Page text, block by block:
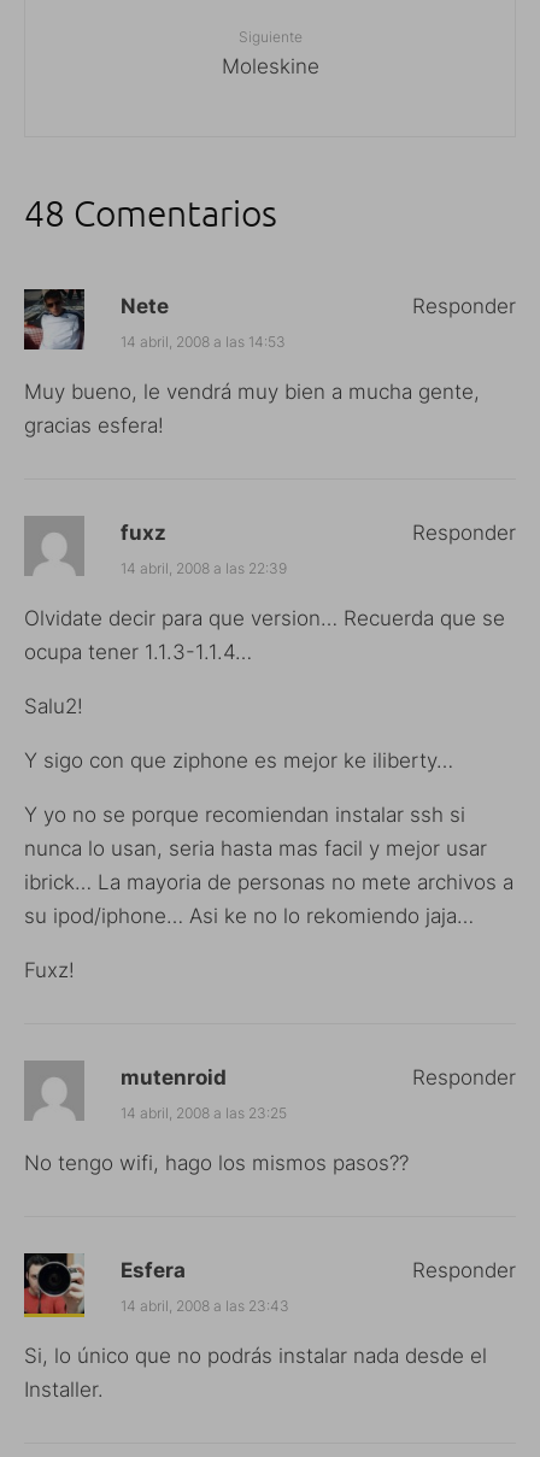
Siguiente
Moleskine
48 Comentarios
Nete
14 abril, 2008 a las 14:53
Muy bueno, le vendrá muy bien a mucha gente,
gracias esfera!
Responder
fuxz
14 abril, 2008 a las 22:39
Olvidate decir para que version… Recuerda que se
ocupa tener 1.1.3-1.1.4…
Salu2!
Y sigo con que ziphone es mejor ke iliberty…
Y yo no se porque recomiendan instalar ssh si
nunca lo usan, seria hasta mas facil y mejor usar
ibrick… La mayoria de personas no mete archivos a
su ipod/iphone… Asi ke no lo rekomiendo jaja…
Fuxz!
Responder
mutenroid
14 abril, 2008 a las 23:25
No tengo wifi, hago los mismos pasos??
Responder
Esfera
14 abril, 2008 a las 23:43
Si, lo único que no podrás instalar nada desde el
Installer.
Responder